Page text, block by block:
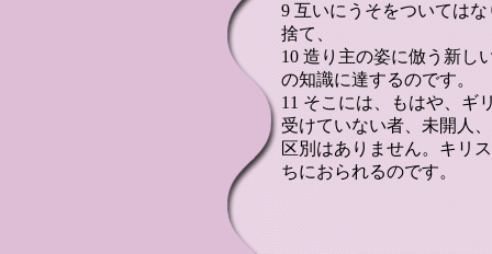
9 互いにうそをついては
捨て、
10 造り主の姿に倣う新し
の知識に達するのです。
11 そこには、もはや、ギ
受けていない者、未開人
区別はありません。キリ
ちにおられるのです。